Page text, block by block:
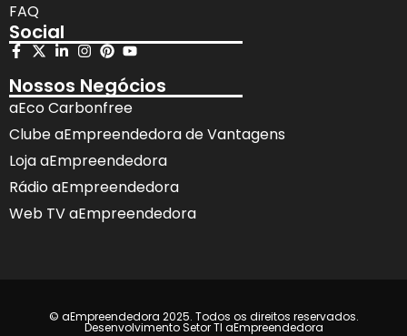
FAQ
Social
Nossos Negócios
aEco Carbonfree
Clube aEmpreendedora de Vantagens
Loja aEmpreendedora
Rádio aEmpreendedora
Web TV aEmpreendedora
© aEmpreendedora 2025. Todos os direitos reservados.
Desenvolvimento Setor TI aEmpreendedora